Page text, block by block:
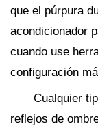
que el púrpura
acondicionador
cuando use
configuración
Cualquier
reflejos de